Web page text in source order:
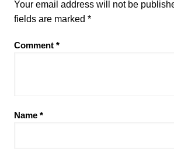
Your email address will not be
fields are marked *
Comment *
Name *